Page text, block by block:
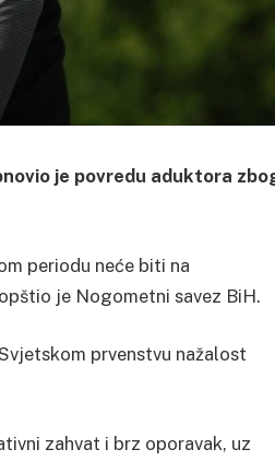
je povredu aduktora
periodu neće biti na
je Nogometni savez BiH.
prvenstvu nažalost
zahvat i brz oporavak, uz